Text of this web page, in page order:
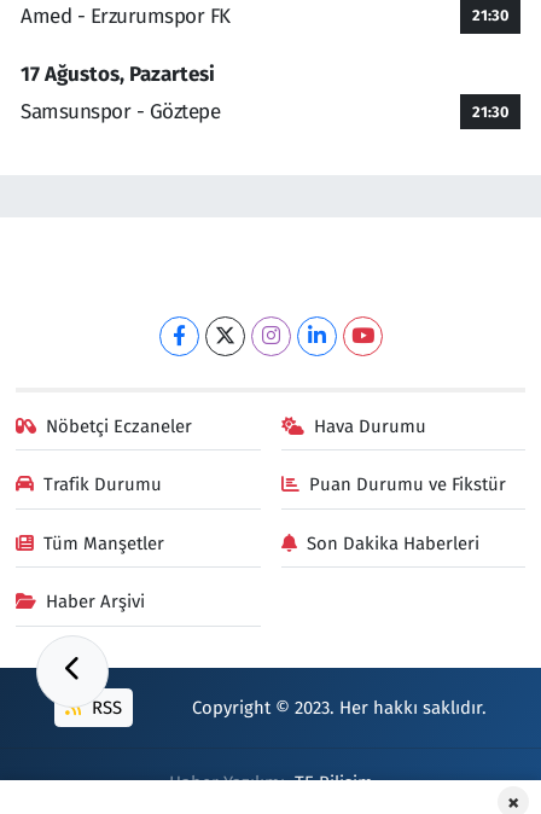
×
Amed - Erzurumspor FK 21:30
17 Ağustos, Pazartesi
Samsunspor - Göztepe
21:30
Nöbetçi Eczaneler Hava Durumu
Trafik Durumu Puan Durumu ve Fikstür
Tüm Manşetler Son Dakika Haberleri
Haber Arşivi
RSS Copyright © 2023. Her hakkı saklıdır.
Haber Yazılımı:TE Bilişim